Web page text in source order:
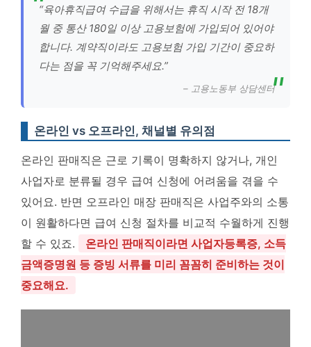
“육아휴직급여 수급을 위해서는 휴직 시작 전 18개
월 중 통산 180일 이상 고용보험에 가입되어 있어야
합니다. 계약직이라도 고용보험 가입 기간이 중요하
다는 점을 꼭 기억해주세요.”
– 고용노동부 상담센터
온라인 vs 오프라인, 채널별 유의점
온라인 판매직은 근로 기록이 명확하지 않거나, 개인
사업자로 분류될 경우 급여 신청에 어려움을 겪을 수
있어요. 반면 오프라인 매장 판매직은 사업주와의 소통
이 원활하다면 급여 신청 절차를 비교적 수월하게 진행
할 수 있죠.
온라인 판매직이라면 사업자등록증, 소득
금액증명원 등 증빙 서류를 미리 꼼꼼히 준비하는 것이
중요해요.